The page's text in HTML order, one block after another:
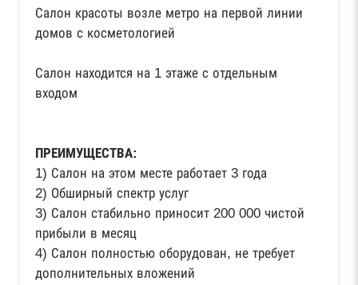
Салон красоты возле метро на первой линии
домов с косметологией
Салон находится на 1 этаже с отдельным
входом
ПРЕИМУЩЕСТВА:
1) Салон на этом месте работает 3 года
2) Обширный спектр услуг
3) Салон стабильно приносит 200 000 чистой
прибыли в месяц
4) Салон полностью оборудован, не требует
дополнительных вложений